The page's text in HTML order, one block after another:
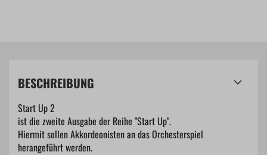
BESCHREIBUNG
Start Up 2
ist die zweite Ausgabe der Reihe "Start Up".
Hiermit sollen Akkordeonisten an das Orchesterspiel
herangeführt werden.